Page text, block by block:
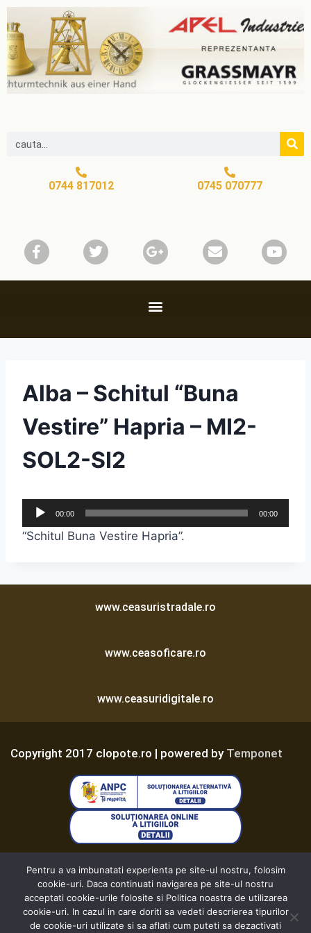
0744 817012 0745 070777​
Alba – Schitul “Buna
Vestire” Hapria – MI2-
SOL2-SI2
u
o
00:00 00:00
“Schitul Buna Vestire Hapria”.
www.ceasuristradale.ro
www.ceasoficare.ro
www.ceasuridigitale.ro
Copyright 2017 clopote.ro | powered by Temponet
Termeni și Condiții
Politica de Confidențialitate
Pentru a va imbunatati experienta pe site-ul nostru, folosim
cookie-uri. Daca continuati navigarea pe site-ul nostru
acceptati cookie-urile folosite si Politica noastra de utilizarea
cookie-uri. In cazul in care doriti sa vedeti descrierea tipurilor
de cookie-uri utilizate si sa aflati cum puteti sa dezactivati